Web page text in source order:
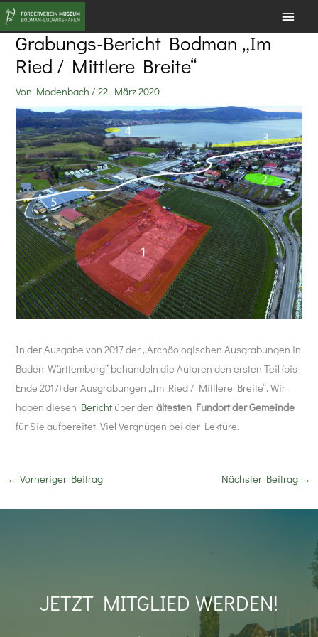
Zum
Inhalt
springen
Grabungs-Bericht Bodman „Im
Ried / Mittlere Breite“
Von Modenbach /22. März 2020
In der Ausgabe von 2017 der „Archäologischen Ausgrabungen in
Baden-Württemberg“ behandeln die Autoren den ersten Teil (bis
Ende 2017) der Ausgrabungen „Im Ried / Mittlere Breite“. Wir
haben diesen Bericht über denältesten Fundort der Gemeinde
für Sie aufbereitet. Viel Vergnügen bei der Lektüre.
← Vorheriger Beitrag Nächster Beitrag →
JETZT MITGLIED WERDEN!